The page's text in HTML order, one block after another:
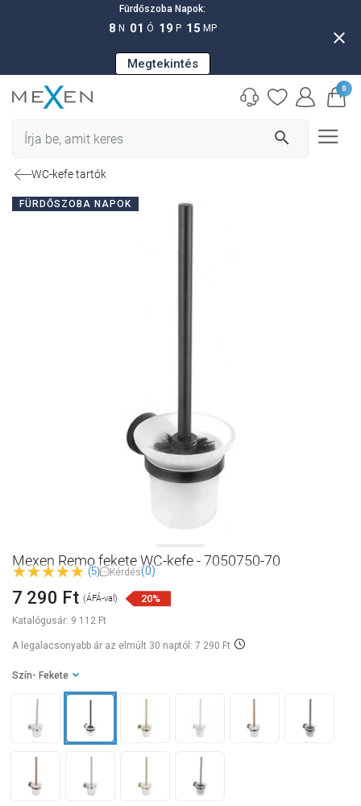
Fürdőszoba Napok:
8 N 01 Ó 19 P 14 MP
Megtekintés
close
search
0
WC-kefe tartók
FÜRDŐSZOBA NAPOK
Mexen Remo fekete WC-kefe - 7050750-70
(5) Kérdés(0)
Katalógusár: 9 112 Ft
7 290 Ft (ÁFÁ-val) 20%
A legalacsonyabb ár az elmúlt 30 naptól: 7 290 Ft
Szín - Fekete